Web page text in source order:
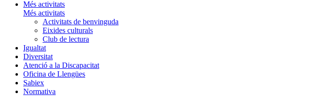
Més activitats
Més activitats
Activitats de benvinguda
Eixides culturals
Club de lectura
Igualtat
Diversitat
Atenció a la Discapacitat
Oficina de Llengües
Sabiex
Normativa